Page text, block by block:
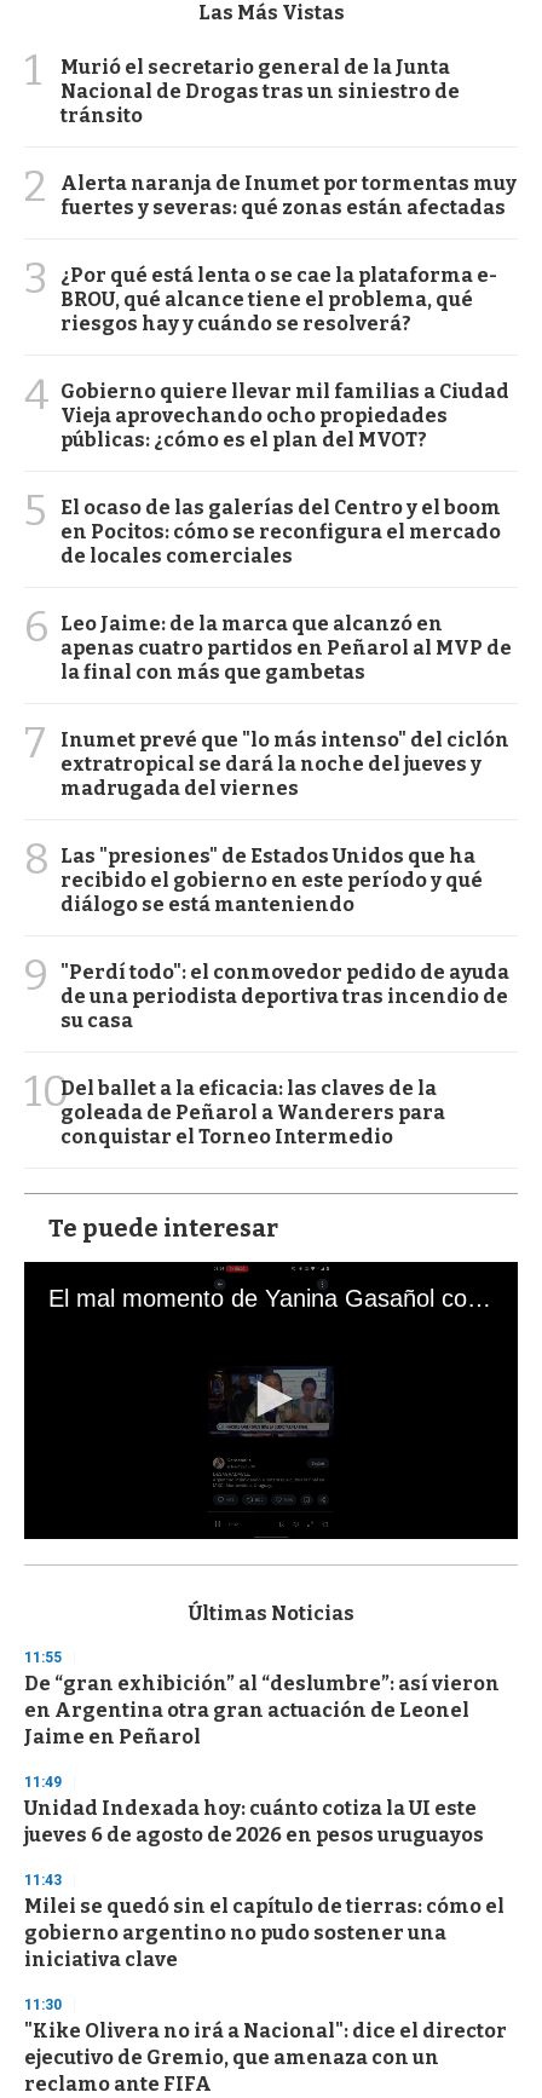
Las Más Vistas
1
Murió el secretario general de la Junta
Nacional de Drogas tras un siniestro de
tránsito
2
Alerta naranja de Inumet por tormentas muy
fuertes y severas: qué zonas están afectadas
3
¿Por qué está lenta o se cae la plataforma e-
BROU, qué alcance tiene el problema, qué
riesgos hay y cuándo se resolverá?
4 Gobierno quiere llevar mil familias a Ciudad
Vieja aprovechando ocho propiedades
públicas: ¿cómo es el plan del MVOT?
5
El ocaso de las galerías del Centro y el boom
en Pocitos: cómo se reconfigura el mercado
de locales comerciales
6
Leo Jaime: de la marca que alcanzó en
apenas cuatro partidos en Peñarol al MVP de
la final con más que gambetas
7
Inumet prevé que "lo más intenso" del ciclón
extratropical se dará la noche del jueves y
madrugada del viernes
8
Las "presiones" de Estados Unidos que ha
recibido el gobierno en este período y qué
diálogo se está manteniendo
9
"Perdí todo": el conmovedor pedido de ayuda
de una periodista deportiva tras incendio de
su casa
10Del ballet a la eficacia: las claves de la
goleada de Peñarol a Wanderers para
conquistar el Torneo Intermedio
Te puede interesar
El mal momento de Yanina Gasañol con un hincha argentino en "Subrayado"
s
d
s
o
f
3
s
e
c
o
d
s
Últimas Noticias
11:55
De “gran exhibición” al “deslumbre”: así vieron
en Argentina otra gran actuación de Leonel
Jaime en Peñarol
11:49
Unidad Indexada hoy: cuánto cotiza la UI este
jueves 6 de agosto de 2026 en pesos uruguayos
11:43
Milei se quedó sin el capítulo de tierras: cómo el
gobierno argentino no pudo sostener una
iniciativa clave
11:30
"Kike Olivera no irá a Nacional": dice el director
ejecutivo de Gremio, que amenaza con un
reclamo ante FIFA